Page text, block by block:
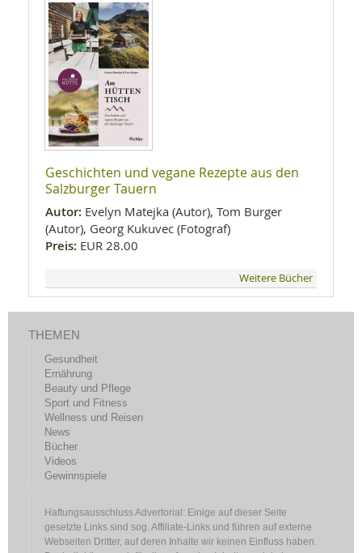
Geschichten und vegane Rezepte aus den
Salzburger Tauern
Autor: Evelyn Matejka (Autor), Tom Burger
(Autor), Georg Kukuvec (Fotograf)
Preis: EUR 28.00
Weitere Bücher
THEMEN
Gesundheit
Ernährung
Beauty und Pflege
Sport und Fitness
Wellness und Reisen
News
Bücher
Videos
Gewinnspiele
Haftungsausschluss Advertorial: Einige auf dieser Seite
gesetzte Links sind sog. Affiliate-Links und führen auf externe
Webseiten Dritter, auf deren Inhalte wir keinen Einfluss haben.